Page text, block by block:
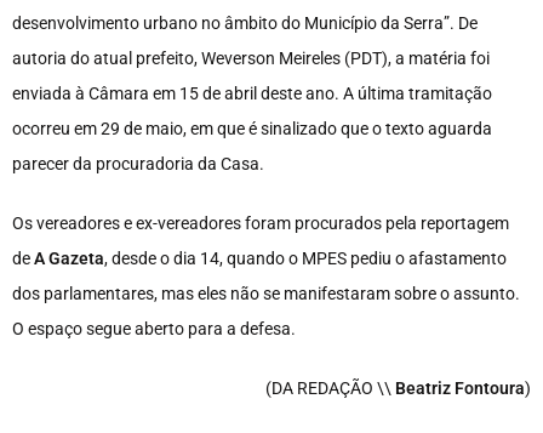
desenvolvimento urbano no âmbito do Município da Serra”. De
autoria do atual prefeito, Weverson Meireles (PDT), a matéria foi
enviada à Câmara em 15 de abril deste ano. A última tramitação
ocorreu em 29 de maio, em que é sinalizado que o texto aguarda
parecer da procuradoria da Casa.
Os vereadores e ex-vereadores foram procurados pela reportagem
deA Gazeta, desde o dia 14, quando o MPES pediu o afastamento
dos parlamentares, mas eles não se manifestaram sobre o assunto.
O espaço segue aberto para a defesa.
(DA REDAÇÃO \\ Beatriz Fontoura)